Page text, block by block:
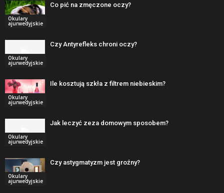
Okulary
ajurwedyjskie
Co pić na zmęczone oczy?
Okulary
ajurwedyjskie
Czy Antyrefleks chroni oczy?
Okulary
ajurwedyjskie
Ile kosztują szkła z filtrem niebieskim?
Okulary
ajurwedyjskie
Jak leczyć zeza domowym sposobem?
Okulary
ajurwedyjskie
Czy astygmatyzm jest groźny?